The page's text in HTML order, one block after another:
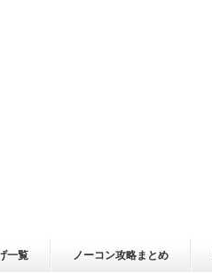
一覧 ノーコン攻略まとめ